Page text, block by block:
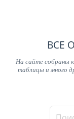
ВСЕ
На сайте собраны
таблицы и много